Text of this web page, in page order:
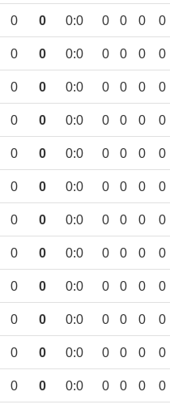
0 0 0:0 0 0 0 0
0 0 0:0 0 0 0 0
0 0 0:0 0 0 0 0
0 0 0:0 0 0 0 0
0 0 0:0 0 0 0 0
0 0 0:0 0 0 0 0
0 0 0:0 0 0 0 0
0 0 0:0 0 0 0 0
0 0 0:0 0 0 0 0
0 0 0:0 0 0 0 0
0 0 0:0 0 0 0 0
0 0 0:0 0 0 0 0